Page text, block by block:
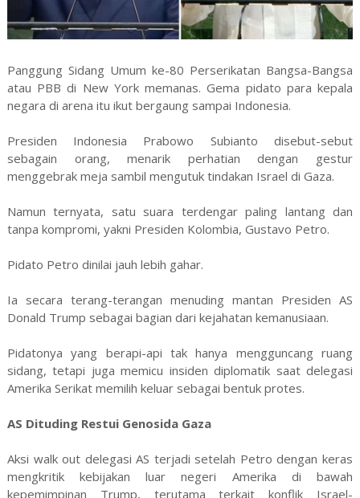
Panggung Sidang Umum ke-80 Perserikatan Bangsa-Bangsa
atau PBB di New York memanas. Gema pidato para kepala
negara di arena itu ikut bergaung sampai Indonesia.
Presiden Indonesia Prabowo Subianto disebut-sebut
sebagain orang, menarik perhatian dengan gestur
menggebrak meja sambil mengutuk tindakan Israel di Gaza.
Namun ternyata, satu suara terdengar paling lantang dan
tanpa kompromi, yakni Presiden Kolombia, Gustavo Petro.
Pidato Petro dinilai jauh lebih gahar.
Ia secara terang-terangan menuding mantan Presiden AS
Donald Trump sebagai bagian dari kejahatan kemanusiaan.
Pidatonya yang berapi-api tak hanya mengguncang ruang
sidang, tetapi juga memicu insiden diplomatik saat delegasi
Amerika Serikat memilih keluar sebagai bentuk protes.
AS Dituding Restui Genosida Gaza
Aksi walk out delegasi AS terjadi setelah Petro dengan keras
mengkritik kebijakan luar negeri Amerika di bawah
kepemimpinan Trump, terutama terkait konflik Israel-